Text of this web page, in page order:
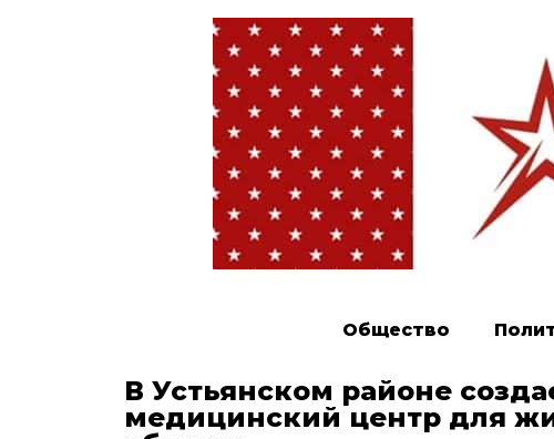
Общество
В Устьянском районе
медицинский центр для